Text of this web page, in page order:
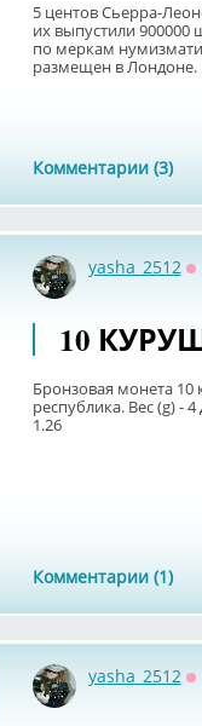
5 центов Сьерра-
их выпустили 900000
по меркам
размещен в Лондоне.
Комментарии (3)
yasha_2512
10
Бронзовая монета 10
республика. Вес (g) -
1.26
Комментарии (1)
yasha_2512